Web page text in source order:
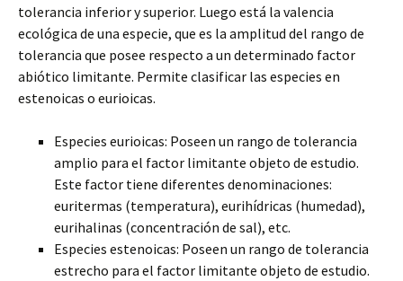
tolerancia inferior y superior. Luego está la valencia
ecológica de una especie, que es la amplitud del rango de
tolerancia que posee respecto a un determinado factor
abiótico limitante. Permite clasificar las especies en
estenoicas o eurioicas.
Especies eurioicas: Poseen un rango de tolerancia
amplio para el factor limitante objeto de estudio.
Este factor tiene diferentes denominaciones:
euritermas (temperatura), eurihídricas (humedad),
eurihalinas (concentración de sal), etc.
Especies estenoicas: Poseen un rango de tolerancia
estrecho para el factor limitante objeto de estudio.